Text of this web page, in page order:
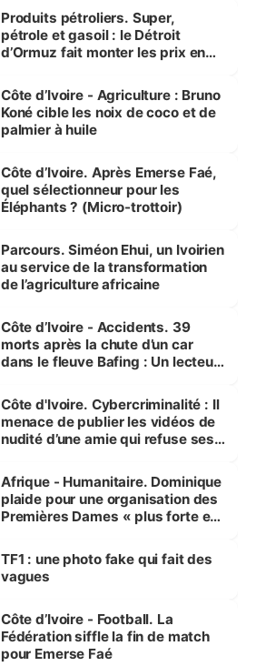
menacées
Produits pétroliers. Super,
pétrole et gasoil : le Détroit
d’Ormuz fait monter les prix en
Côte d’Ivoire - Agriculture : Bruno
Koné cible les noix de coco et de
palmier à huile
Côte d’Ivoire. Après Emerse Faé,
quel sélectionneur pour les
Éléphants ? (Micro-trottoir)
Parcours. Siméon Ehui, un Ivoirien
au service de la transformation
de l’agriculture africaine
Côte d’Ivoire - Accidents. 39
morts après la chute d’un car
dans le fleuve Bafing : Un lecteur
des Transports
Côte d'Ivoire. Cybercriminalité : Il
menace de publier les vidéos de
nudité d’une amie qui refuse ses
Afrique - Humanitaire. Dominique
plaide pour une organisation des
Premières Dames « plus forte et
sur la scène internationale »
TF1 : une photo fake qui fait des
vagues
Côte d’Ivoire - Football. La
Fédération siffle la fin de match
pour Emerse Faé